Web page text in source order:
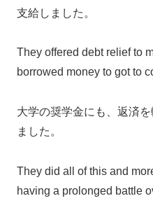
支給しました。
They offered debt relief to
borrowed money to got to
大学の奨学金にも、返済
ました。
They did all of this and
having a prolonged battle